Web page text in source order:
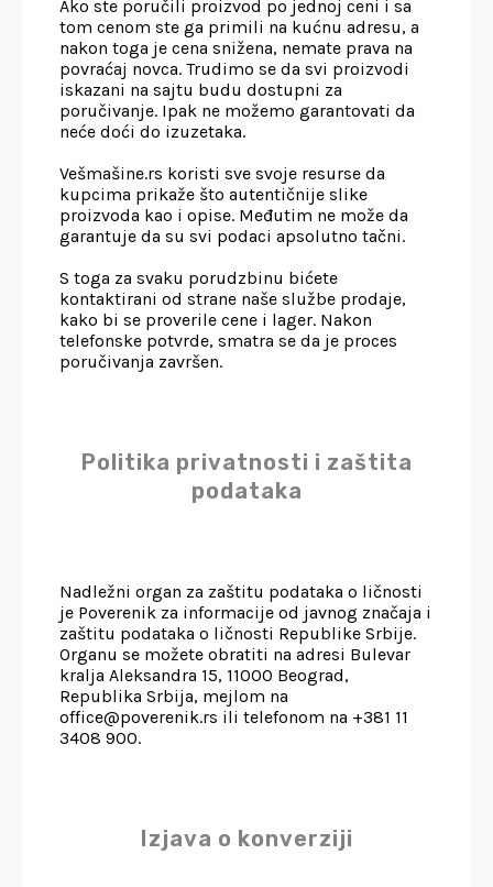
Ako ste poručili proizvod po jednoj ceni i sa
tom cenom ste ga primili na kućnu adresu, a
nakon toga je cena snižena, nemate prava na
povraćaj novca. Trudimo se da svi proizvodi
iskazani na sajtu budu dostupni za
poručivanje. Ipak ne možemo garantovati da
neće doći do izuzetaka.
Vešmašine.rs koristi sve svoje resurse da
kupcima prikaže što autentičnije slike
proizvoda kao i opise. Međutim ne može da
garantuje da su svi podaci apsolutno tačni.
S toga za svaku porudzbinu bićete
kontaktirani od strane naše službe prodaje,
kako bi se proverile cene i lager. Nakon
telefonske potvrde, smatra se da je proces
poručivanja završen.
Politika privatnosti i zaštita
podataka
Nadležni organ za zaštitu podataka o ličnosti
je Poverenik za informacije od javnog značaja i
zaštitu podataka o ličnosti Republike Srbije.
Organu se možete obratiti na adresi Bulevar
kralja Aleksandra 15, 11000 Beograd,
Republika Srbija, mejlom na
office@poverenik.rs ili telefonom na +381 11
3408 900.
Izjava o konverziji